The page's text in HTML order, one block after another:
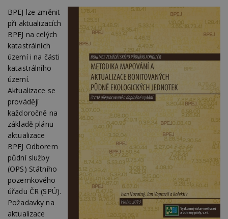
BPEJ lze změnit
při aktualizacích
BPEJ na celých
katastrálních
území i na části
katastrálního
území.
Aktualizace se
provádějí
každoročně na
základě plánu
aktualizace
BPEJ Odborem
půdní služby
(OPS) Státního
pozemkového
úřadu ČR (SPÚ).
Požadavky na
aktualizace